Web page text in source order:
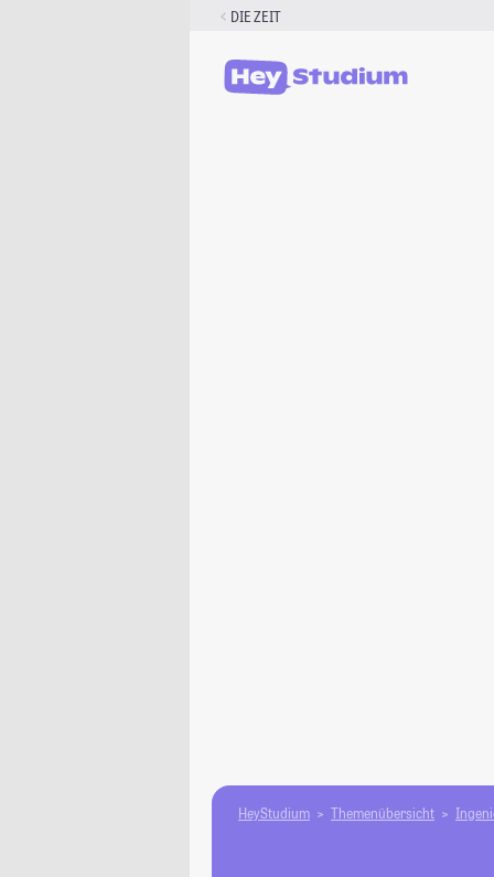
DIE ZEIT
HeyStudium Themenübersicht